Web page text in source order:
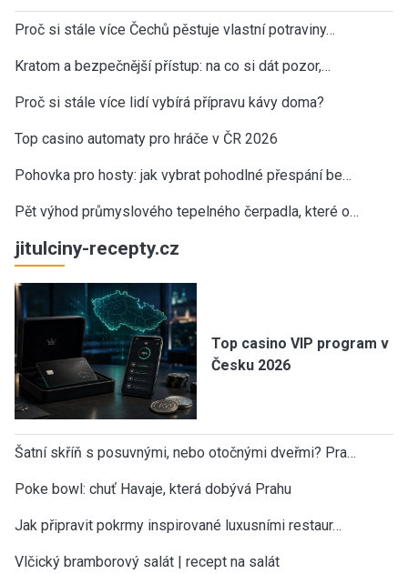
Proč si stále více Čechů pěstuje vlastní potraviny…
Kratom a bezpečnější přístup: na co si dát pozor,…
Proč si stále více lidí vybírá přípravu kávy doma?
Top casino automaty pro hráče v ČR 2026
Pohovka pro hosty: jak vybrat pohodlné přespání be…
Pět výhod průmyslového tepelného čerpadla, které o…
jitulciny-recepty.cz
Top casino VIP program v
Česku 2026
Šatní skříň s posuvnými, nebo otočnými dveřmi? Pra…
Poke bowl: chuť Havaje, která dobývá Prahu
Jak připravit pokrmy inspirované luxusními restaur…
Vlčický bramborový salát | recept na salát